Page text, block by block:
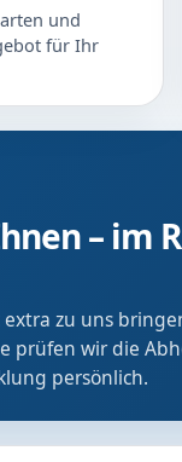
und
für Ihr
– im
zu uns
prüfen wir die
persönlich.